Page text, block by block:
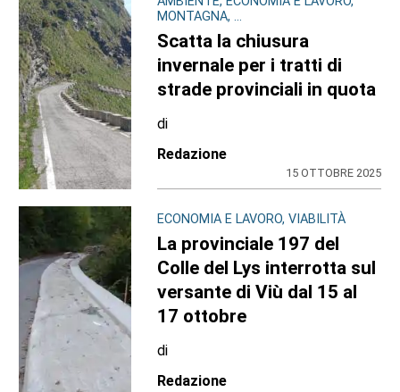
MONTAGNA, ...
Scatta la chiusura
invernale per i tratti di
strade provinciali in quota
di
Redazione
15 OTTOBRE 2025
ECONOMIA E LAVORO, VIABILITÀ
La provinciale 197 del
Colle del Lys interrotta sul
versante di Viù dal 15 al
17 ottobre
di
Redazione